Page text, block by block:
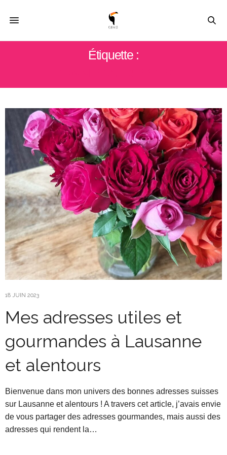
Étiquette :
18 JUIN 2023
Mes adresses utiles et
gourmandes à Lausanne
et alentours
Bienvenue dans mon univers des bonnes adresses suisses
sur Lausanne et alentours ! A travers cet article, j’avais envie
de vous partager des adresses gourmandes, mais aussi des
adresses qui rendent la…